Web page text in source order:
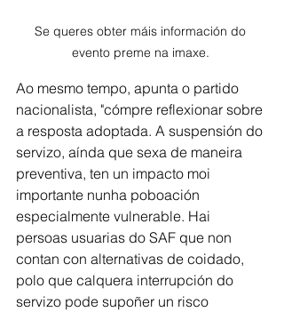
Se queres obter máis información do
evento preme na imaxe.
Ao mesmo tempo, apunta o partido
nacionalista, "cómpre reflexionar sobre
a resposta adoptada. A suspensión do
servizo, aínda que sexa de maneira
preventiva, ten un impacto moi
importante nunha poboación
especialmente vulnerable. Hai
persoas usuarias do SAF que non
contan con alternativas de coidado,
polo que calquera interrupción do
servizo pode supoñer un risco